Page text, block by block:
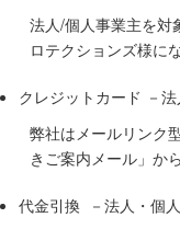
法人/個人事業主を対
ロテクションズ様に
クレジットカード －
弊社はメールリンク
きご案内メール」か
代金引換 －法人・個